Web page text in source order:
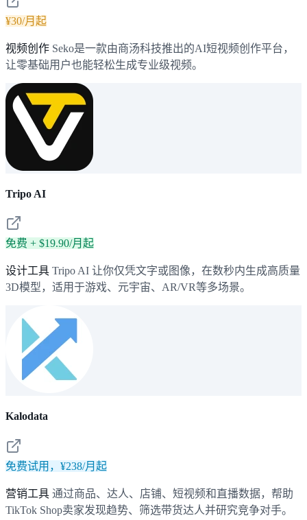
¥30/月起
视频创作 Seko是一款由商汤科技推出的AI短视频创作平台，
让零基础用户也能轻松生成专业级视频。
Tripo AI
免费 + $19.90/月起
设计工具 Tripo AI 让你仅凭文字或图像，在数秒内生成高质量
3D模型，适用于游戏、元宇宙、AR/VR等多场景。
Kalodata
免费试用，¥238/月起
营销工具 通过商品、达人、店铺、短视频和直播数据，帮助
TikTok Shop卖家发现趋势、筛选带货达人并研究竞争对手。